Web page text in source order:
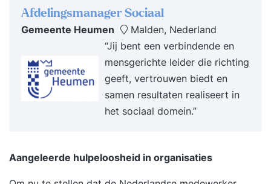
we je in 1x overspoelen met alle nieuwe
informatie. Daarbij krijg je van ons een hand-out
waarin je de inhoud van de training nog eens kan
doorlezen en je eigen persoonlijke plan van
aanpak waarin jouw leerdoelen en de weg
daarnaartoe beschreven staat. Tevens staan we
na de training altijd voor je klaar met onze
telefoonnummer achter. Dan neemt Supertrainer
Afdelingsmanager Sociaal
Gemeente Heumen
Malden, Nederland
“Jij bent een verbindende en
mensgerichte leider die richting
geeft, vertrouwen biedt en
samen resultaten realiseert in
het sociaal domein.”
Aangeleerde hulpeloosheid in organisaties